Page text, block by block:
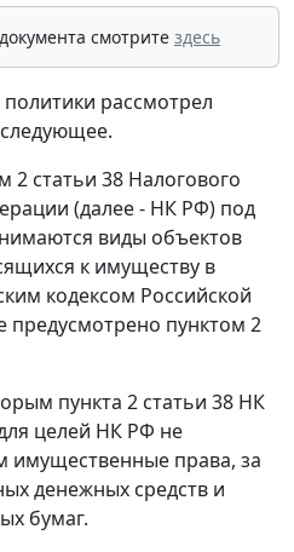
смотрите здесь
рассмотрел
2 статьи 38 Налогового
(далее - НК РФ) под
виды объектов
к имуществу в
кодексом Российской
предусмотрено пунктом 2
пункта 2 статьи 38 НК
целей НК РФ не
имущественные права, за
денежных средств и
бумаг.